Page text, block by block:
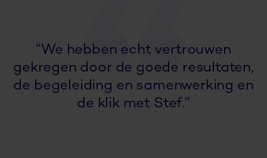
“We hebben echt vertrouwen
gekregen door de goede resultaten,
de begeleiding en samenwerking en
de klik met Stef.”